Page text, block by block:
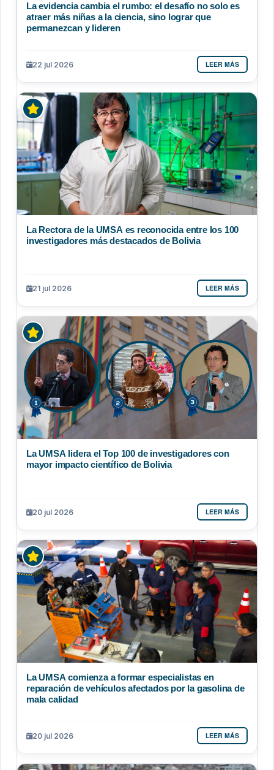
La evidencia cambia el rumbo: el desafío no solo es
atraer más niñas a la ciencia, sino lograr que
permanezcan y lideren
22 jul 2026 LEER MÁS
La Rectora de la UMSA es reconocida entre los 100
investigadores más destacados de Bolivia
21 jul 2026 LEER MÁS
La UMSA lidera el Top 100 de investigadores con
mayor impacto científico de Bolivia
20 jul 2026 LEER MÁS
La UMSA comienza a formar especialistas en
reparación de vehículos afectados por la gasolina de
mala calidad
20 jul 2026 LEER MÁS